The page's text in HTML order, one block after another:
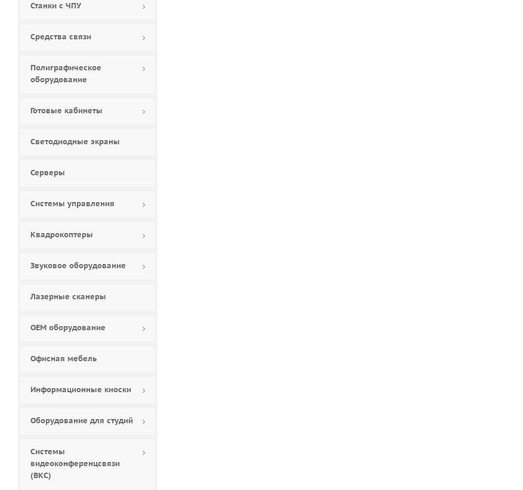
Станки с ЧПУ
Средства связи
Полиграфическое
оборудование
Готовые кабинеты
Светодиодные экраны
Серверы
Системы управления
Квадрокоптеры
Звуковое оборудование
Лазерные сканеры
ОЕМ оборудование
Офисная мебель
Информационные киоски
Оборудование для студий
Системы
видеоконференцсвязи
(ВКС)